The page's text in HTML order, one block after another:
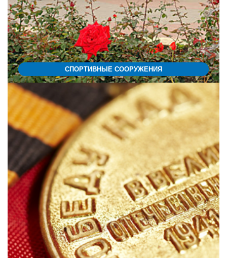
СПОРТИВНЫЕ СООРУЖЕНИЯ